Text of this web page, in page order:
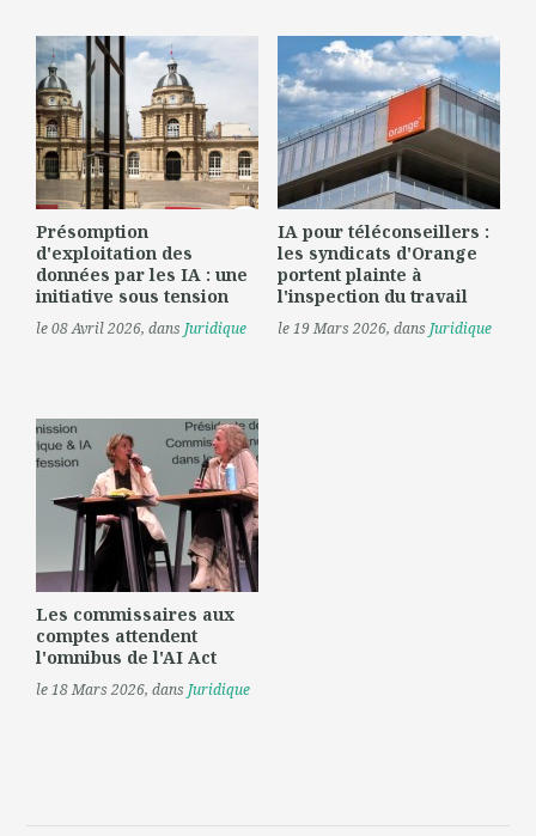
Présomption
d'exploitation des
données par les IA : une
initiative sous tension
le 08 Avril 2026, dans Juridique
IA pour téléconseillers :
les syndicats d'Orange
portent plainte à
l'inspection du travail
le 19 Mars 2026, dans Juridique
Les commissaires aux
comptes attendent
l'omnibus de l'AI Act
le 18 Mars 2026, dans Juridique